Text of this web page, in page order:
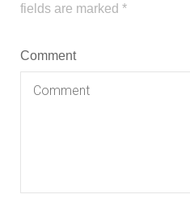
fields are marked *
Comment